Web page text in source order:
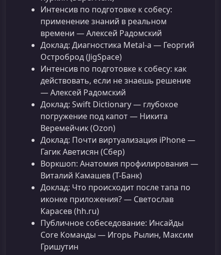
Интенсив по подготовке к собесу:
применение знаний в реальном
времени — Алексей Радомский
Доклад: Диагностика Metal-а — Георгий
Остроброд (JigSpace)
Интенсив по подготовке к собесу: как
действовать, если не знаешь решение
— Алексей Радомский
Доклад: Swift Dictionary — глубокое
погружение под капот — Никита
Веремейчик (Ozon)
Доклад: Почти виртуализация iPhone —
Гагик Аветисян (Сбер)
Воркшоп: Анатомия профилирования —
Виталий Камашев (Т-Банк)
Доклад: Что происходит после тапа по
иконке приложения? — Светослав
Карасев (hh.ru)
Публичное собеседование: Инсайды
Core Команды — Игорь Рылин, Максим
Гришутин